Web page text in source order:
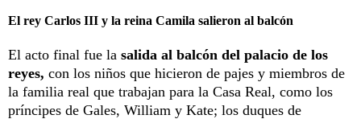
El rey Carlos III y la reina Camila salieron al balcón
El acto final fue la salida al balcón del palacio de los
reyes, con los niños que hicieron de pajes y miembros de
la familia real que trabajan para la Casa Real, como los
príncipes de Gales, William y Kate; los duques de